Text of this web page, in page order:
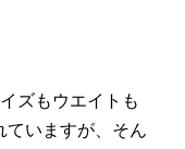
ズもウエイトも
ていますが、そん